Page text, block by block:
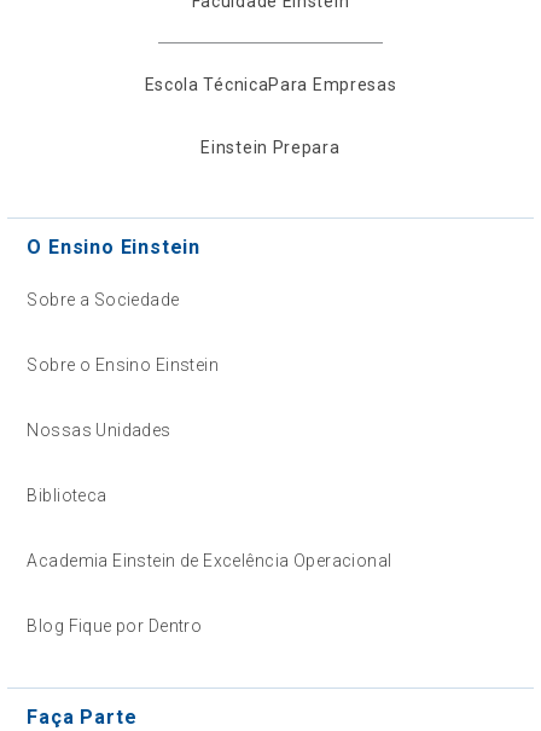
Escola TécnicaPara Empresas
Einstein Prepara
O Ensino Einstein
Sobre a Sociedade
Sobre o Ensino Einstein
Nossas Unidades
Biblioteca
Academia Einstein de Excelência Operacional
Blog Fique por Dentro
Faça Parte